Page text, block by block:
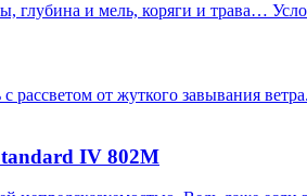
глубина и мель, коряги и трава…
рассветом от жуткого завывания
IV 802M